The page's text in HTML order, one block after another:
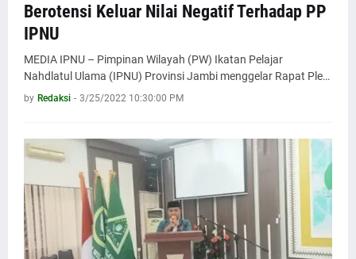
Berotensi Keluar Nilai Negatif Terhadap PP
IPNU
MEDIA IPNU – Pimpinan Wilayah (PW) Ikatan Pelajar
Nahdlatul Ulama (IPNU) Provinsi Jambi menggelar Rapat Ple…
by Redaksi - 3/25/2022 10:30:00 PM